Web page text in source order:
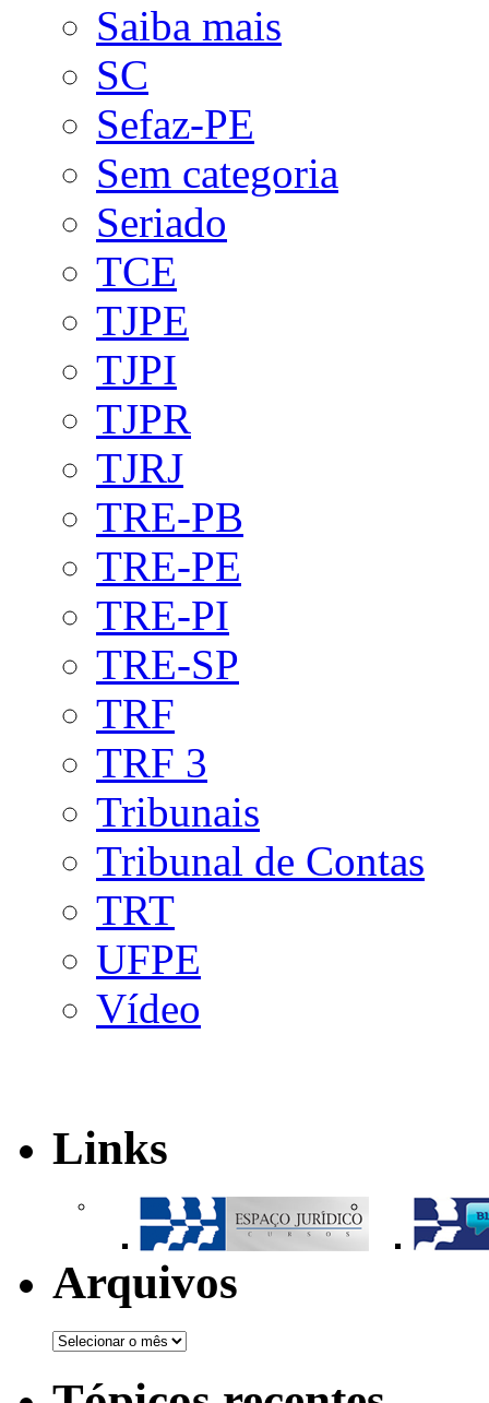
Saiba mais
SC
Sefaz-PE
Sem categoria
Seriado
TCE
TJPE
TJPI
TJPR
TJRJ
TRE-PB
TRE-PE
TRE-PI
TRE-SP
TRF
TRF 3
Tribunais
Tribunal de Contas
TRT
UFPE
Vídeo
Links
Arquivos